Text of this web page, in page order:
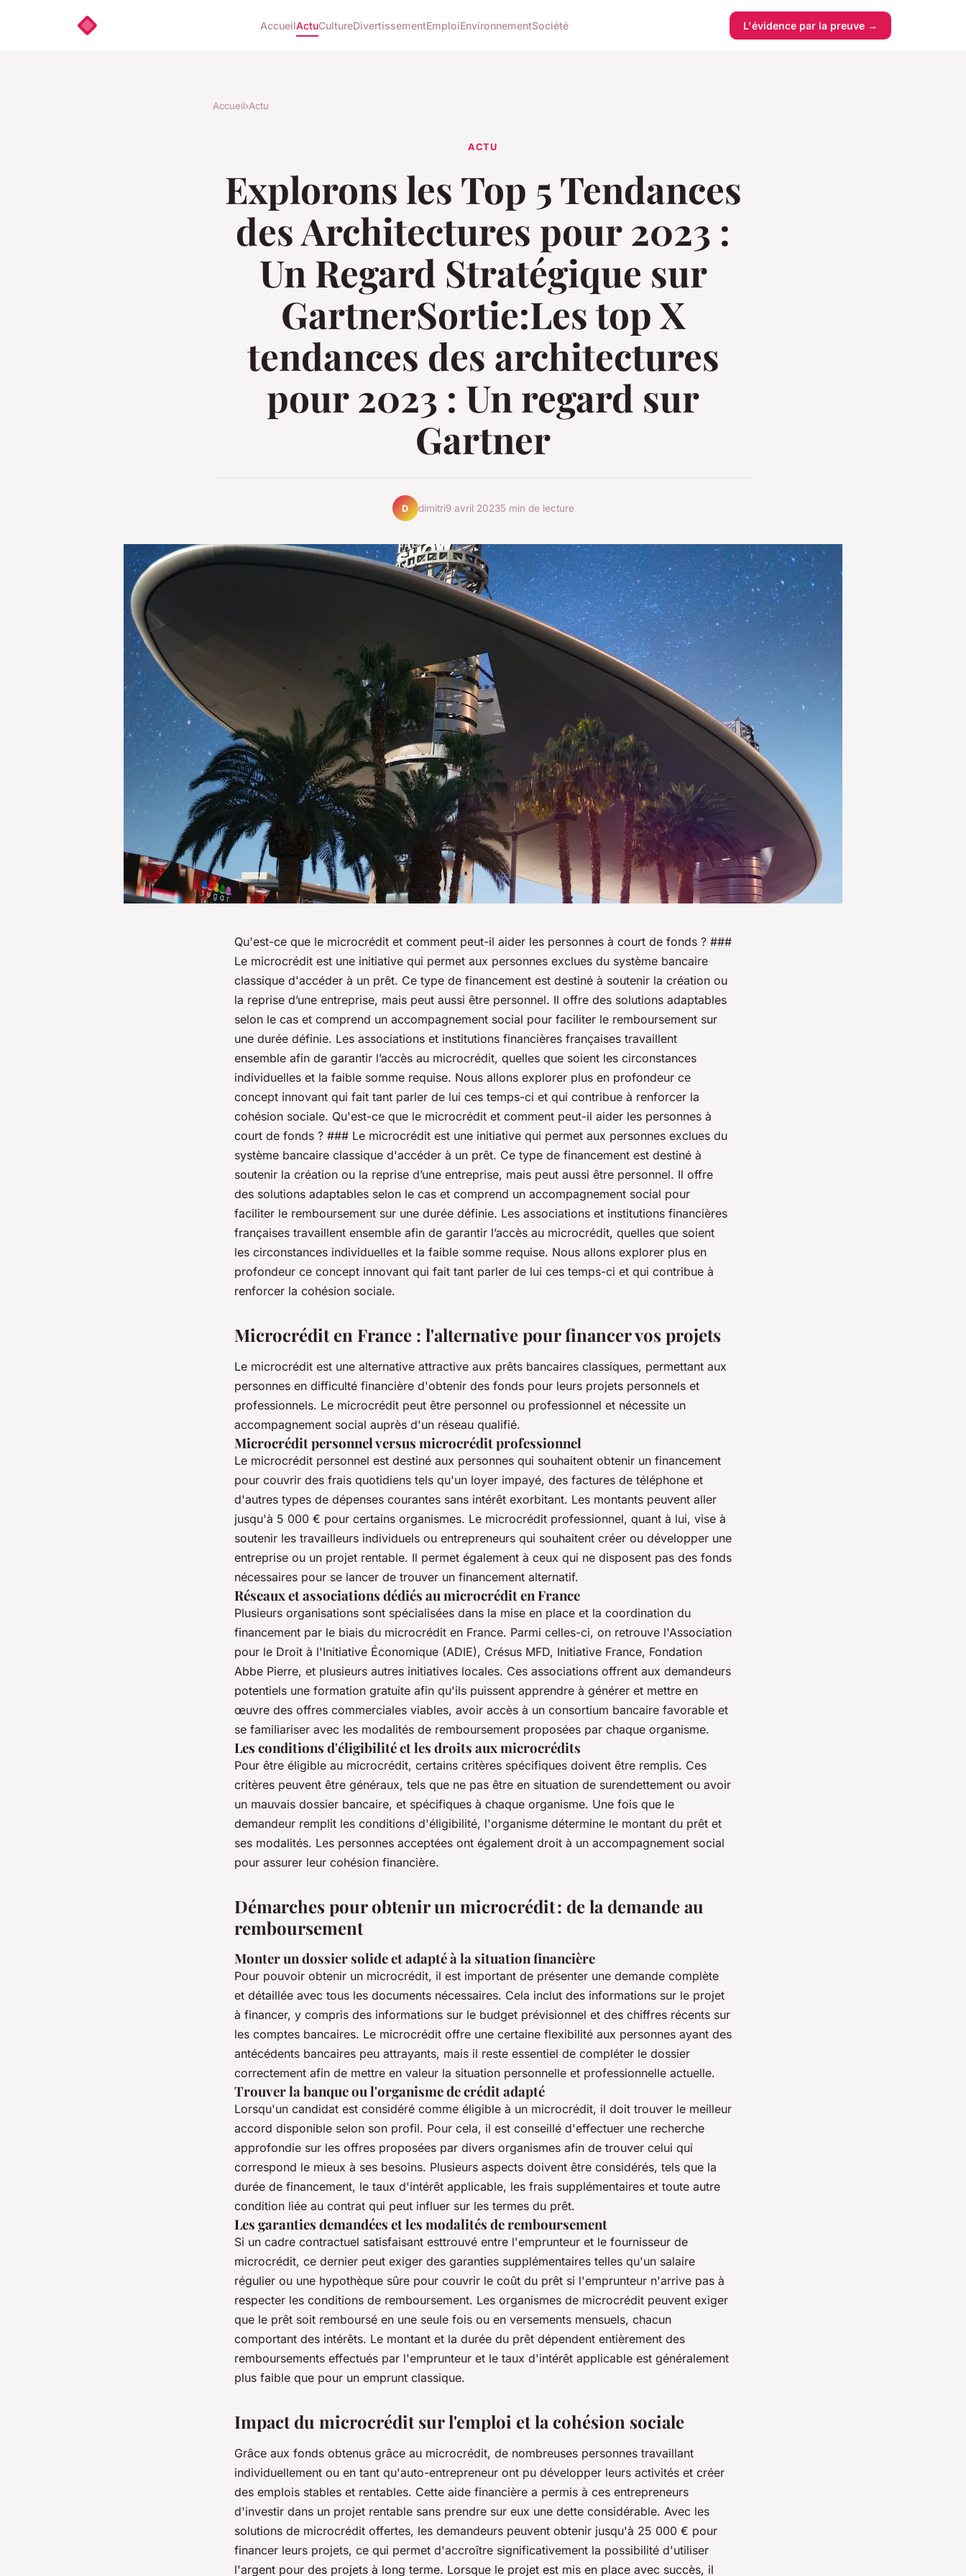
AccueilActuCultureDivertissementEmploiEnvironnementSociété L'évidence par la preuve →
Accueil›Actu
ACTU
Explorons les Top 5 Tendances
des Architectures pour 2023 :
Un Regard Stratégique sur
GartnerSortie:Les top X
tendances des architectures
pour 2023 : Un regard sur
Gartner
D dimitri9 avril 20235 min de lecture
Qu'est-ce que le microcrédit et comment peut-il aider les personnes à court de fonds ? ###
Le microcrédit est une initiative qui permet aux personnes exclues du système bancaire
classique d'accéder à un prêt. Ce type de financement est destiné à soutenir la création ou
la reprise d’une entreprise, mais peut aussi être personnel. Il offre des solutions adaptables
selon le cas et comprend un accompagnement social pour faciliter le remboursement sur
une durée définie. Les associations et institutions financières françaises travaillent
ensemble afin de garantir l’accès au microcrédit, quelles que soient les circonstances
individuelles et la faible somme requise. Nous allons explorer plus en profondeur ce
concept innovant qui fait tant parler de lui ces temps-ci et qui contribue à renforcer la
cohésion sociale. Qu'est-ce que le microcrédit et comment peut-il aider les personnes à
court de fonds ? ### Le microcrédit est une initiative qui permet aux personnes exclues du
système bancaire classique d'accéder à un prêt. Ce type de financement est destiné à
soutenir la création ou la reprise d’une entreprise, mais peut aussi être personnel. Il offre
des solutions adaptables selon le cas et comprend un accompagnement social pour
faciliter le remboursement sur une durée définie. Les associations et institutions financières
françaises travaillent ensemble afin de garantir l’accès au microcrédit, quelles que soient
les circonstances individuelles et la faible somme requise. Nous allons explorer plus en
profondeur ce concept innovant qui fait tant parler de lui ces temps-ci et qui contribue à
renforcer la cohésion sociale.
Microcrédit en France : l'alternative pour financer vos projets
Le microcrédit est une alternative attractive aux prêts bancaires classiques, permettant aux
personnes en difficulté financière d'obtenir des fonds pour leurs projets personnels et
professionnels. Le microcrédit peut être personnel ou professionnel et nécessite un
accompagnement social auprès d'un réseau qualifié.
Microcrédit personnel versus microcrédit professionnel
Le microcrédit personnel est destiné aux personnes qui souhaitent obtenir un financement
pour couvrir des frais quotidiens tels qu'un loyer impayé, des factures de téléphone et
d'autres types de dépenses courantes sans intérêt exorbitant. Les montants peuvent aller
jusqu'à 5 000 € pour certains organismes. Le microcrédit professionnel, quant à lui, vise à
soutenir les travailleurs individuels ou entrepreneurs qui souhaitent créer ou développer une
entreprise ou un projet rentable. Il permet également à ceux qui ne disposent pas des fonds
nécessaires pour se lancer de trouver un financement alternatif.
Réseaux et associations dédiés au microcrédit en France
Plusieurs organisations sont spécialisées dans la mise en place et la coordination du
financement par le biais du microcrédit en France. Parmi celles-ci, on retrouve l'Association
pour le Droit à l'Initiative Économique (ADIE), Crésus MFD, Initiative France, Fondation
Abbe Pierre, et plusieurs autres initiatives locales. Ces associations offrent aux demandeurs
potentiels une formation gratuite afin qu'ils puissent apprendre à générer et mettre en
œuvre des offres commerciales viables, avoir accès à un consortium bancaire favorable et
se familiariser avec les modalités de remboursement proposées par chaque organisme.
Les conditions d'éligibilité et les droits aux microcrédits
Pour être éligible au microcrédit, certains critères spécifiques doivent être remplis. Ces
critères peuvent être généraux, tels que ne pas être en situation de surendettement ou avoir
un mauvais dossier bancaire, et spécifiques à chaque organisme. Une fois que le
demandeur remplit les conditions d'éligibilité, l'organisme détermine le montant du prêt et
ses modalités. Les personnes acceptées ont également droit à un accompagnement social
pour assurer leur cohésion financière.
Démarches pour obtenir un microcrédit : de la demande au
remboursement
Monter un dossier solide et adapté à la situation financière
Pour pouvoir obtenir un microcrédit, il est important de présenter une demande complète
et détaillée avec tous les documents nécessaires. Cela inclut des informations sur le projet
à financer, y compris des informations sur le budget prévisionnel et des chiffres récents sur
les comptes bancaires. Le microcrédit offre une certaine flexibilité aux personnes ayant des
antécédents bancaires peu attrayants, mais il reste essentiel de compléter le dossier
correctement afin de mettre en valeur la situation personnelle et professionnelle actuelle.
Trouver la banque ou l'organisme de crédit adapté
Lorsqu'un candidat est considéré comme éligible à un microcrédit, il doit trouver le meilleur
accord disponible selon son profil. Pour cela, il est conseillé d'effectuer une recherche
approfondie sur les offres proposées par divers organismes afin de trouver celui qui
correspond le mieux à ses besoins. Plusieurs aspects doivent être considérés, tels que la
durée de financement, le taux d'intérêt applicable, les frais supplémentaires et toute autre
condition liée au contrat qui peut influer sur les termes du prêt.
Les garanties demandées et les modalités de remboursement
Si un cadre contractuel satisfaisant esttrouvé entre l'emprunteur et le fournisseur de
microcrédit, ce dernier peut exiger des garanties supplémentaires telles qu'un salaire
régulier ou une hypothèque sûre pour couvrir le coût du prêt si l'emprunteur n'arrive pas à
respecter les conditions de remboursement. Les organismes de microcrédit peuvent exiger
que le prêt soit remboursé en une seule fois ou en versements mensuels, chacun
comportant des intérêts. Le montant et la durée du prêt dépendent entièrement des
remboursements effectués par l'emprunteur et le taux d'intérêt applicable est généralement
plus faible que pour un emprunt classique.
Impact du microcrédit sur l'emploi et la cohésion sociale
Grâce aux fonds obtenus grâce au microcrédit, de nombreuses personnes travaillant
individuellement ou en tant qu'auto-entrepreneur ont pu développer leurs activités et créer
des emplois stables et rentables. Cette aide financière a permis à ces entrepreneurs
d'investir dans un projet rentable sans prendre sur eux une dette considérable. Avec les
solutions de microcrédit offertes, les demandeurs peuvent obtenir jusqu'à 25 000 € pour
financer leurs projets, ce qui permet d'accroître significativement la possibilité d'utiliser
l'argent pour des projets à long terme. Lorsque le projet est mis en place avec succès, il